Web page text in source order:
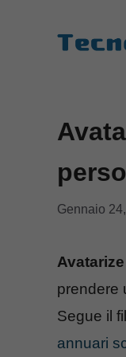
Gennaio
prendere
Segue il
annuari